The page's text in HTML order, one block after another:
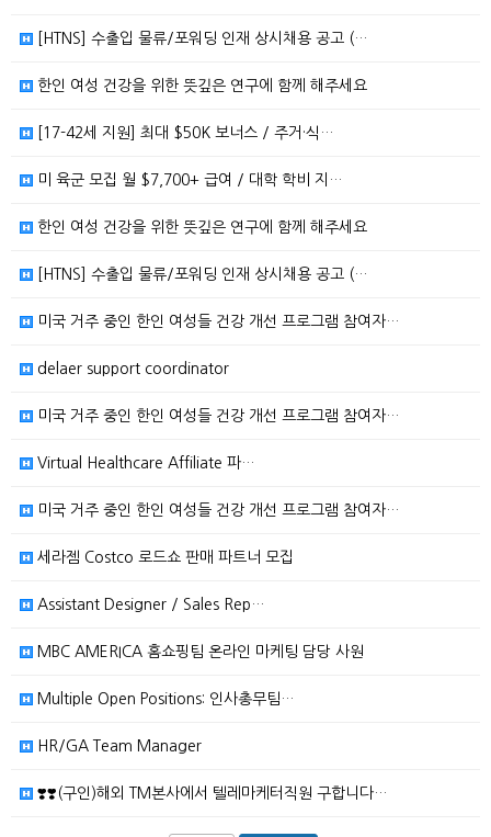
[HTNS] 수출입 물류/포워딩 인재 상시채용 공고 (…
한인 여성 건강을 위한 뜻깊은 연구에 함께 해주세요
[17-42세 지원] 최대 $50K 보너스 / 주거·식…
미 육군 모집 월 $7,700+ 급여 / 대학 학비 지…
한인 여성 건강을 위한 뜻깊은 연구에 함께 해주세요
[HTNS] 수출입 물류/포워딩 인재 상시채용 공고 (…
미국 거주 중인 한인 여성들 건강 개선 프로그램 참여자…
delaer support coordinator
미국 거주 중인 한인 여성들 건강 개선 프로그램 참여자…
Virtual Healthcare Affiliate 파…
미국 거주 중인 한인 여성들 건강 개선 프로그램 참여자…
세라젬 Costco 로드쇼 판매 파트너 모집
Assistant Designer / Sales Rep…
MBC AMERICA 홈쇼핑팀 온라인 마케팅 담당 사원
Multiple Open Positions: 인사총무팀…
HR/GA Team Manager
❣️❣️(구인)해외 TM본사에서 텔레마케터직원 구합니다…